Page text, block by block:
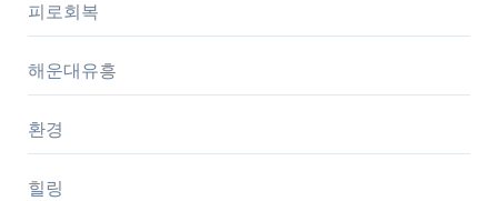
피로회복
해운대유흥
환경
힐링